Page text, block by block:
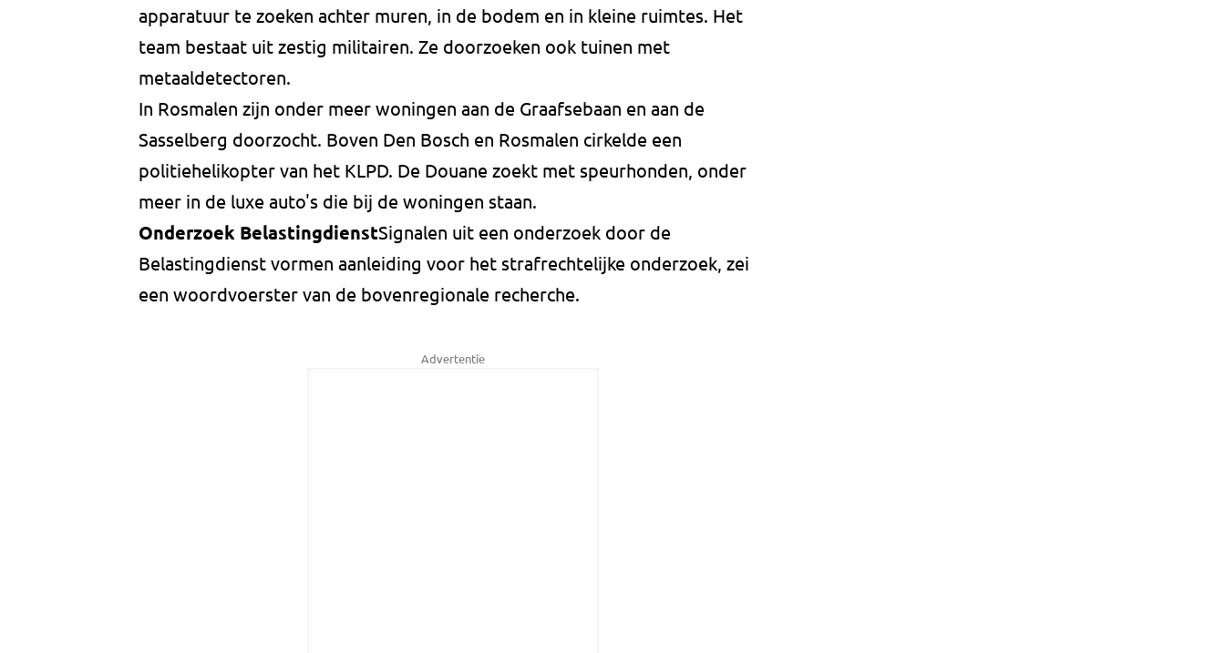
apparatuur te zoeken achter muren, in de bodem en in kleine ruimtes. Het
team bestaat uit zestig militairen. Ze doorzoeken ook tuinen met
metaaldetectoren.
In Rosmalen zijn onder meer woningen aan de Graafsebaan en aan de
Sasselberg doorzocht. Boven Den Bosch en Rosmalen cirkelde een
politiehelikopter van het KLPD. De Douane zoekt met speurhonden, onder
meer in de luxe auto's die bij de woningen staan.
Onderzoek BelastingdienstSignalen uit een onderzoek door de
Belastingdienst vormen aanleiding voor het strafrechtelijke onderzoek, zei
een woordvoerster van de bovenregionale recherche.
Advertentie